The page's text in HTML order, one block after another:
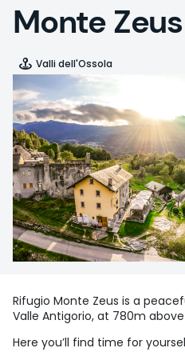
Monte Zeus
Valli dell'Ossola
Rifugio Monte Zeus is a
Valle Antigorio, at 780m
Here you’ll find time for